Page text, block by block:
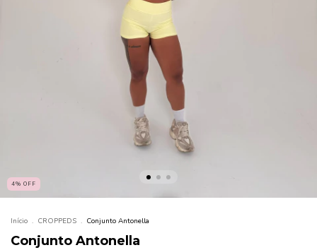
4% OFF
Início . CROPPEDS . Conjunto Antonella
Conjunto Antonella